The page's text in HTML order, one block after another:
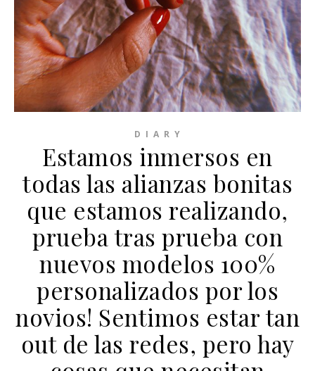
D I A R Y
Estamos inmersos en
todas las alianzas bonitas
que estamos realizando,
prueba tras prueba con
nuevos modelos 100%
personalizados por los
novios! Sentimos estar tan
out de las redes, pero hay